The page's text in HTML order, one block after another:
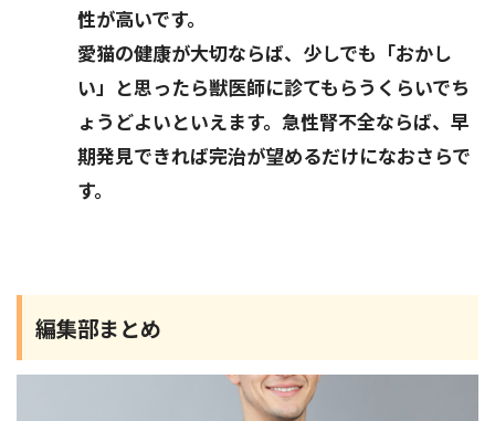
性が高いです。
愛猫の健康が大切ならば、少しでも「おかし
い」と思ったら獣医師に診てもらうくらいでち
ょうどよいといえます。急性腎不全ならば、早
期発見できれば完治が望めるだけになおさらで
す。
編集部まとめ